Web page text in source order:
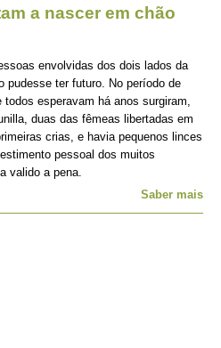
a nascer em chão
envolvidas dos dois lados da
pudesse ter futuro. No período de
esperavam há anos surgiram,
duas das fêmeas libertadas em
crias, e havia pequenos linces
pessoal dos muitos
valido a pena.
Saber mais